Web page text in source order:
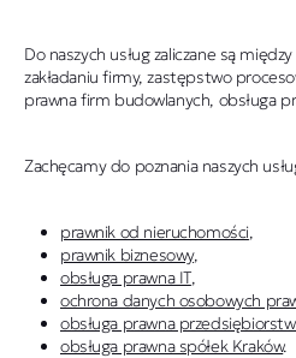
Do naszych usług zaliczane są
zakładaniu firmy, zastępstwo
prawna firm budowlanych, obsługa
Zachęcamy do poznania naszych
prawnik od nieruchomości,
prawnik biznesowy,
obsługa prawna IT,
ochrona danych osobowych
obsługa prawna
obsługa prawna spółek Kraków.